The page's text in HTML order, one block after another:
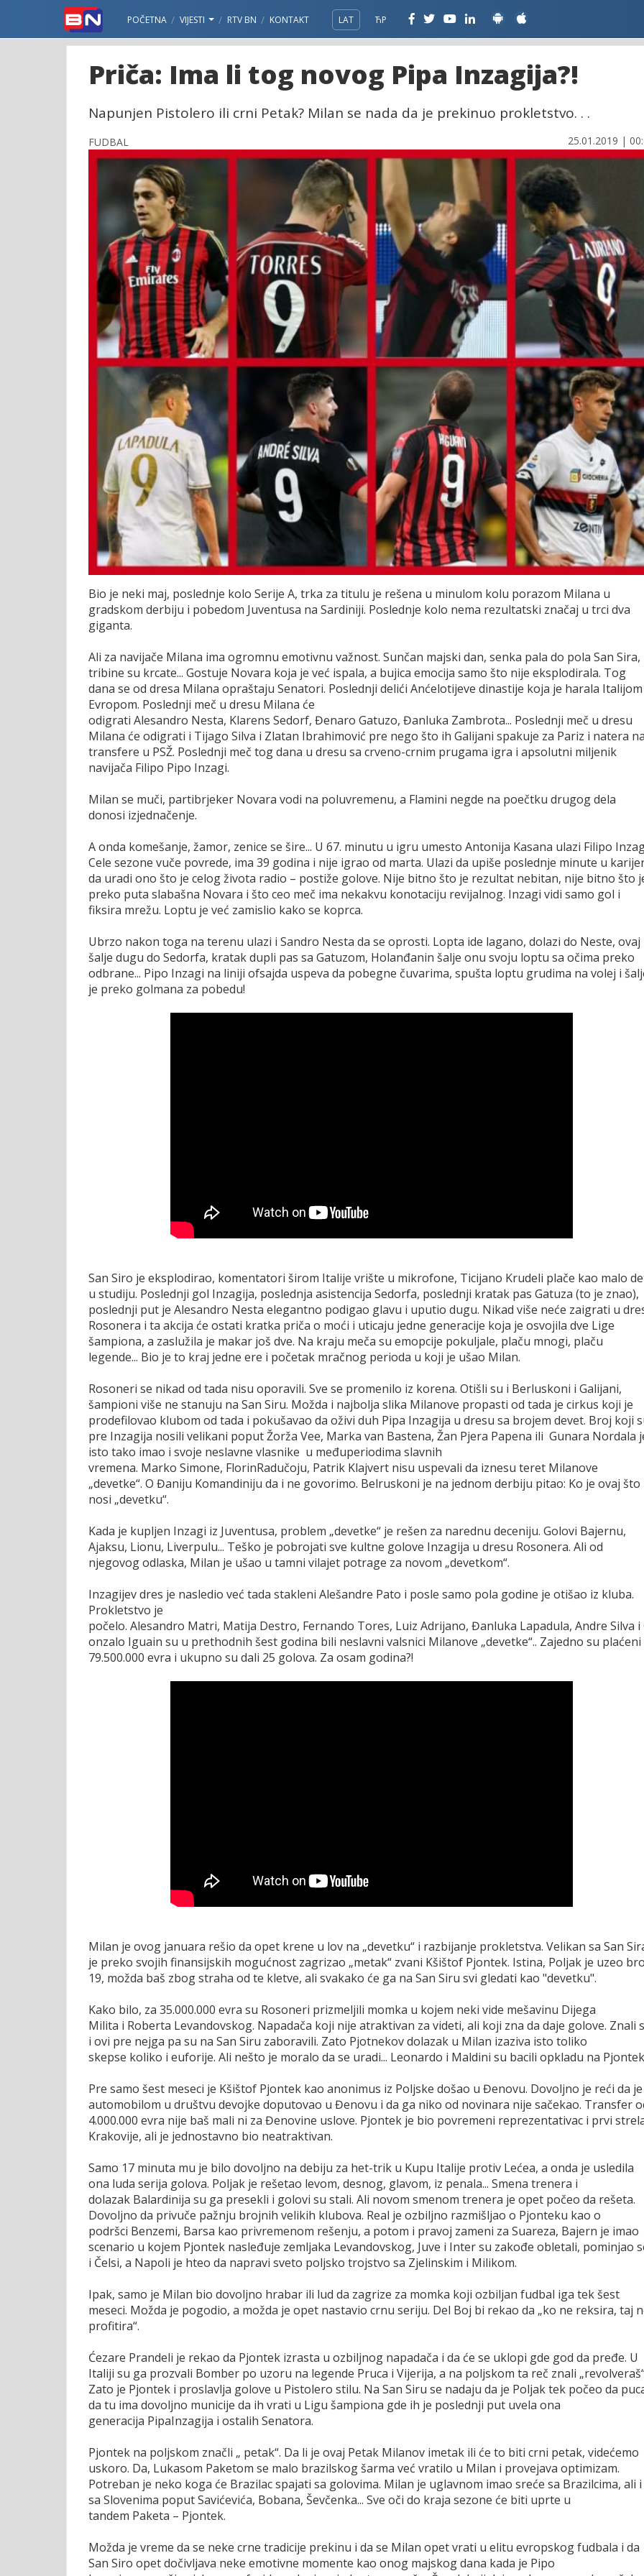
POČETNA VIJESTI RTV BN KONTAKT LAT ЋР
Priča: Ima li tog novog Pipa Inzagija?!
Napunjen Pistolero ili crni Petak? Milan se nada da je prekinuo prokletstvo. . .
FUDBAL 25.01.2019 |
Bio je neki maj, poslednje kolo Serije A, trka za titulu je rešena u minulom kolu porazom Milana u
gradskom derbiju i pobedom Juventusa na Sardiniji. Poslednje kolo nema rezultatski značaj u trci dva
giganta.
Ali za navijače Milana ima ogromnu emotivnu važnost. Sunčan majski dan, senka pala do pola San Sira,
tribine su krcate... Gostuje Novara koja je već ispala, a bujica emocija samo što nije eksplodirala. Tog
dana se od dresa Milana opraštaju Senatori. Poslednji delići Anćelotijeve dinastije koja je harala
Evropom. Poslednji meč u dresu Milana će
odigrati Alesandro Nesta, Klarens Sedorf, Đenaro Gatuzo, Đanluka Zambrota... Poslednji meč u dresu
Milana će odigrati i Tijago Silva i Zlatan Ibrahimović pre nego što ih Galijani spakuje za Pariz i natera
transfere u PSŽ. Poslednji meč tog dana u dresu sa crveno-crnim prugama igra i apsolutni miljenik
navijača Filipo Pipo Inzagi.
Milan se muči, partibrjeker Novara vodi na poluvremenu, a Flamini negde na poečtku drugog dela
donosi izjednačenje.
A onda komešanje, žamor, zenice se šire... U 67. minutu u igru umesto Antonija Kasana ulazi Filipo
Cele sezone vuče povrede, ima 39 godina i nije igrao od marta. Ulazi da upiše poslednje minute u
da uradi ono što je celog života radio – postiže golove. Nije bitno što je rezultat nebitan, nije bitno što
preko puta slabašna Novara i što ceo meč ima nekakvu konotaciju revijalnog. Inzagi vidi samo gol i
fiksira mrežu. Loptu je već zamislio kako se koprca.
Ubrzo nakon toga na terenu ulazi i Sandro Nesta da se oprosti. Lopta ide lagano, dolazi do Neste, ovaj
šalje dugu do Sedorfa, kratak dupli pas sa Gatuzom, Holanđanin šalje onu svoju loptu sa očima preko
odbrane... Pipo Inzagi na liniji ofsajda uspeva da pobegne čuvarima, spušta loptu grudima na volej i
je preko golmana za pobedu!
San Siro je eksplodirao, komentatori širom Italije vrište u mikrofone, Ticijano Krudeli plače kao malo
u studiju. Poslednji gol Inzagija, poslednja asistencija Sedorfa, poslednji kratak pas Gatuza (to je znao),
poslednji put je Alesandro Nesta elegantno podigao glavu i uputio dugu. Nikad više neće zaigrati u
Rosonera i ta akcija će ostati kratka priča o moći i uticaju jedne generacije koja je osvojila dve Lige
šampiona, a zaslužila je makar još dve. Na kraju meča su emopcije pokuljale, plaču mnogi, plaču
legende... Bio je to kraj jedne ere i početak mračnog perioda u koji je ušao Milan.
Rosoneri se nikad od tada nisu oporavili. Sve se promenilo iz korena. Otišli su i Berluskoni i Galijani,
šampioni više ne stanuju na San Siru. Možda i najbolja slika Milanove propasti od tada je cirkus koji je
prodefilovao klubom od tada i pokušavao da oživi duh Pipa Inzagija u dresu sa brojem devet. Broj koji
pre Inzagija nosili velikani poput Žorža Vee, Marka van Bastena, Žan Pjera Papena ili Gunara Nordala
isto tako imao i svoje neslavne vlasnike u međuperiodima slavnih
vremena. Marko Simone, FlorinRadučoju, Patrik Klajvert nisu uspevali da iznesu teret Milanove
„devetke“. O Đaniju Komandiniju da i ne govorimo. Belruskoni je na jednom derbiju pitao: Ko je ovaj što
nosi „devetku“.
Kada je kupljen Inzagi iz Juventusa, problem „devetke“ je rešen za narednu deceniju. Golovi Bajernu,
Ajaksu, Lionu, Liverpulu... Teško je pobrojati sve kultne golove Inzagija u dresu Rosonera. Ali od
njegovog odlaska, Milan je ušao u tamni vilajet potrage za novom „devetkom“.
Inzagijev dres je nasledio već tada stakleni Alešandre Pato i posle samo pola godine je otišao iz kluba.
Prokletstvo je
počelo. Alesandro Matri, Matija Destro, Fernando Tores, Luiz Adrijano, Đanluka Lapadula, Andre Silva i
onzalo Iguain su u prethodnih šest godina bili neslavni valsnici Milanove „devetke“.. Zajedno su plaćeni
79.500.000 evra i ukupno su dali 25 golova. Za osam godina?!
Milan je ovog januara rešio da opet krene u lov na „devetku“ i razbijanje prokletstva. Velikan sa San
je preko svojih finansijskih mogućnost zagrizao „metak“ zvani Kšištof Pjontek. Istina, Poljak je uzeo
19, možda baš zbog straha od te kletve, ali svakako će ga na San Siru svi gledati kao "devetku".
Kako bilo, za 35.000.000 evra su Rosoneri prizmeljili momka u kojem neki vide mešavinu Dijega
Milita i Roberta Levandovskog. Napadača koji nije atraktivan za videti, ali koji zna da daje golove. Znali
i ovi pre nejga pa su na San Siru zaboravili. Zato Pjotnekov dolazak u Milan izaziva isto toliko
skepse koliko i euforije. Ali nešto je moralo da se uradi... Leonardo i Maldini su bacili opkladu na
Pre samo šest meseci je Kšištof Pjontek kao anonimus iz Poljske došao u Đenovu. Dovoljno je reći da je
automobilom u društvu devojke doputovao u Đenovu i da ga niko od novinara nije sačekao. Transfer
4.000.000 evra nije baš mali ni za Đenovine uslove. Pjontek je bio povremeni reprezentativac i prvi
Krakovije, ali je jednostavno bio neatraktivan.
Samo 17 minuta mu je bilo dovoljno na debiju za het-trik u Kupu Italije protiv Lećea, a onda je usledila
ona luda serija golova. Poljak je rešetao levom, desnog, glavom, iz penala... Smena trenera i
dolazak Balardinija su ga presekli i golovi su stali. Ali novom smenom trenera je opet počeo da rešeta.
Dovoljno da privuče pažnju brojnih velikih klubova. Real je ozbiljno razmišljao o Pjonteku kao o
podršci Benzemi, Barsa kao privremenom rešenju, a potom i pravoj zameni za Suareza, Bajern je imao
scenario u kojem Pjontek nasleđuje zemljaka Levandovskog, Juve i Inter su zakođe obletali, pominjao
i Čelsi, a Napoli je hteo da napravi sveto poljsko trojstvo sa Zjelinskim i Milikom.
Ipak, samo je Milan bio dovoljno hrabar ili lud da zagrize za momka koji ozbiljan fudbal iga tek šest
meseci. Možda je pogodio, a možda je opet nastavio crnu seriju. Del Boj bi rekao da „ko ne reksira, taj
profitira“.
Ćezare Prandeli je rekao da Pjontek izrasta u ozbiljnog napadača i da će se uklopi gde god da pređe. U
Italiji su ga prozvali Bomber po uzoru na legende Pruca i Vijerija, a na poljskom ta reč znali
Zato je Pjontek i proslavlja golove u Pistolero stilu. Na San Siru se nadaju da je Poljak tek počeo da
da tu ima dovoljno municije da ih vrati u Ligu šampiona gde ih je poslednji put uvela ona
generacija PipaInzagija i ostalih Senatora.
Pjontek na poljskom značli „ petak“. Da li je ovaj Petak Milanov imetak ili će to biti crni petak, videćemo
uskoro. Da, Lukasom Paketom se malo brazilskog šarma već vratilo u Milan i provejava optimizam.
Potreban je neko koga će Brazilac spajati sa golovima. Milan je uglavnom imao sreće sa Brazilcima, ali i
sa Slovenima poput Savićevića, Bobana, Ševčenka... Sve oči do kraja sezone će biti uprte u
tandem Paketa – Pjontek.
Možda je vreme da se neke crne tradicije prekinu i da se Milan opet vrati u elitu evropskog fudbala i da
San Siro opet dočivljava neke emotivne momente kao onog majskog dana kada je Pipo